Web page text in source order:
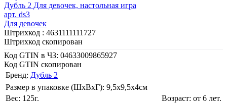
Дубль 2 Для девочек, настольная игра
арт. ds3
Для девочек
Штрихкод : 4631111111727
Штрихкод скопирован
Код GTIN в ЧЗ: 04633009865927
Код GTIN скопирован
Бренд: Дубль 2
Размер в упаковке (ШхВxГ): 9,5х9,5х4cм
Вес: 125г.
Возраст: от 6 лет.